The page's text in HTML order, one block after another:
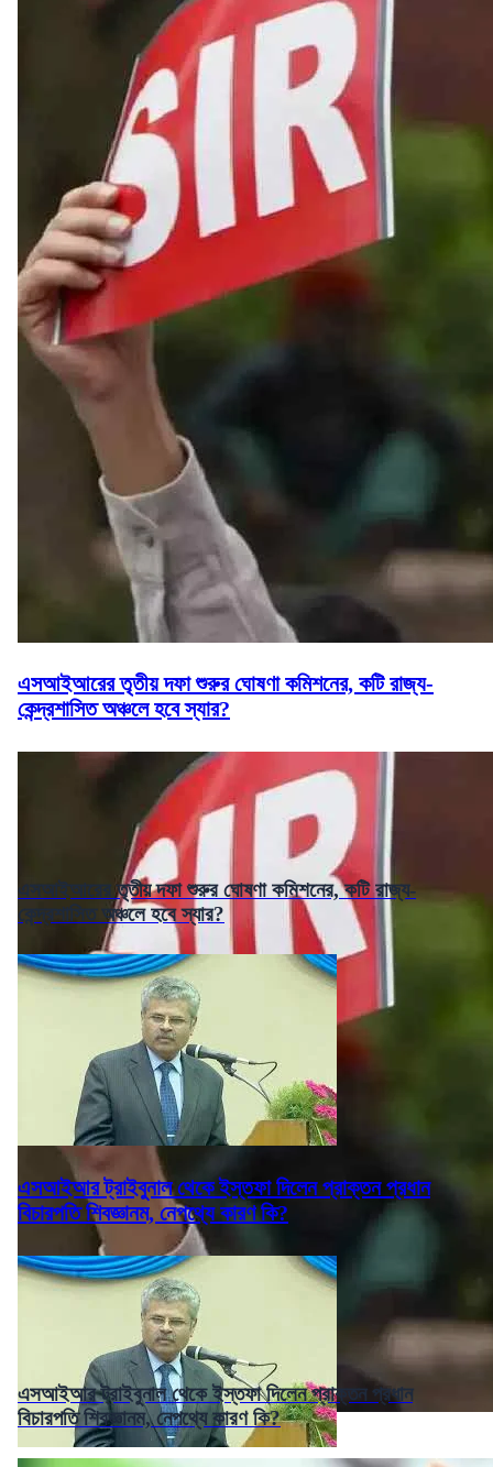
এসআইআরের তৃতীয় দফা শুরুর ঘোষণা কমিশনের, কটি রাজ্য-
কেন্দ্রশাসিত অঞ্চলে হবে স্যার?
এসআইআরের তৃতীয় দফা শুরুর ঘোষণা কমিশনের, কটি রাজ্য-
কেন্দ্রশাসিত অঞ্চলে হবে স্যার?
এসআইআর ট্রাইবুনাল থেকে ইস্তফা দিলেন প্রাক্তন প্রধান
বিচারপতি শিবজ্ঞানম, নেপথ্যে কারণ কি?
এসআইআর ট্রাইবুনাল থেকে ইস্তফা দিলেন প্রাক্তন প্রধান
বিচারপতি শিবজ্ঞানম, নেপথ্যে কারণ কি?